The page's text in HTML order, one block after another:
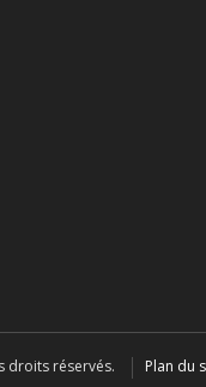
droits réservés. Plan du